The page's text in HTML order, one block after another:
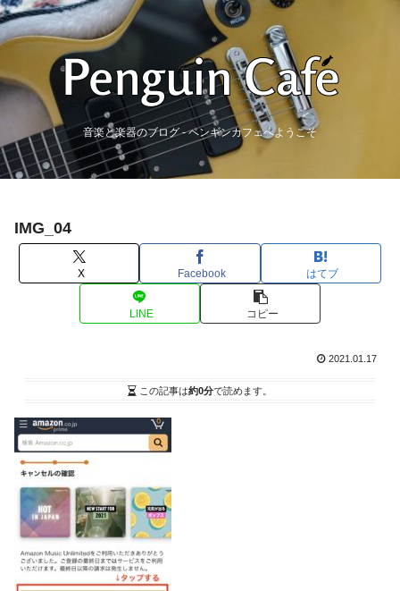
音楽と楽器のブログ - ペンギンカフェへようこそ
IMG_04
X Facebook はてブ
LINE コピー
2021.01.17
この記事は約0分で読めます。